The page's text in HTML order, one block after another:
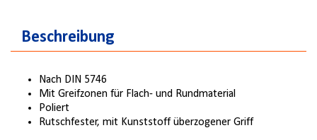
Beschreibung
Nach DIN 5746
Mit Greifzonen für Flach- und Rundmaterial
Poliert
Rutschfester, mit Kunststoff überzogener Griff